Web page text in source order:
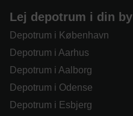
Lej depotrum i din by
Depotrum i København
Depotrum i Aarhus
Depotrum i Aalborg
Depotrum i Odense
Depotrum i Esbjerg